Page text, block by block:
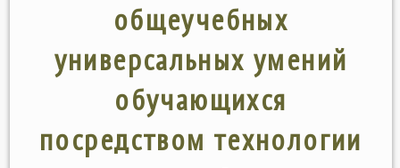
общеучебных
универсальных умений
обучающихся
посредством технологии